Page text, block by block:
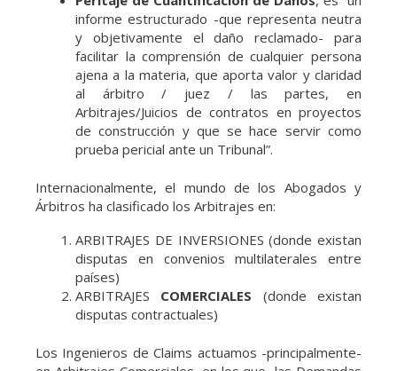
informe estructurado -que representa neutra
y objetivamente el daño reclamado- para
facilitar la comprensión de cualquier persona
ajena a la materia, que aporta valor y claridad
al árbitro / juez / las partes, en
Arbitrajes/Juicios de contratos en proyectos
de construcción y que se hace servir como
prueba pericial ante un Tribunal”.
Internacionalmente, el mundo de los Abogados y
Árbitros ha clasificado los Arbitrajes en:
ARBITRAJES DE INVERSIONES (donde existan
disputas en convenios multilaterales entre
países)
ARBITRAJES COMERCIALES (donde existan
disputas contractuales)
Los Ingenieros de Claims actuamos -principalmente-